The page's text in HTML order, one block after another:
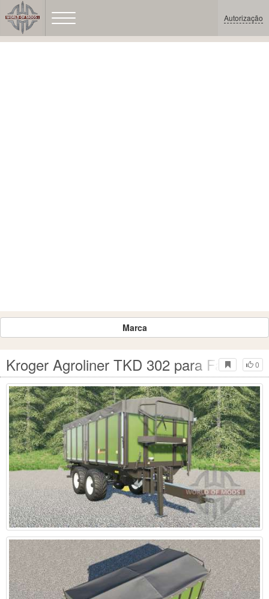
Autorização
Marca
0
Kroger Agroliner TKD 302 para Farming